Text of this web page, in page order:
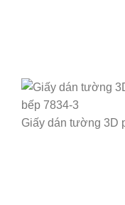
Giấy dán tường 3D